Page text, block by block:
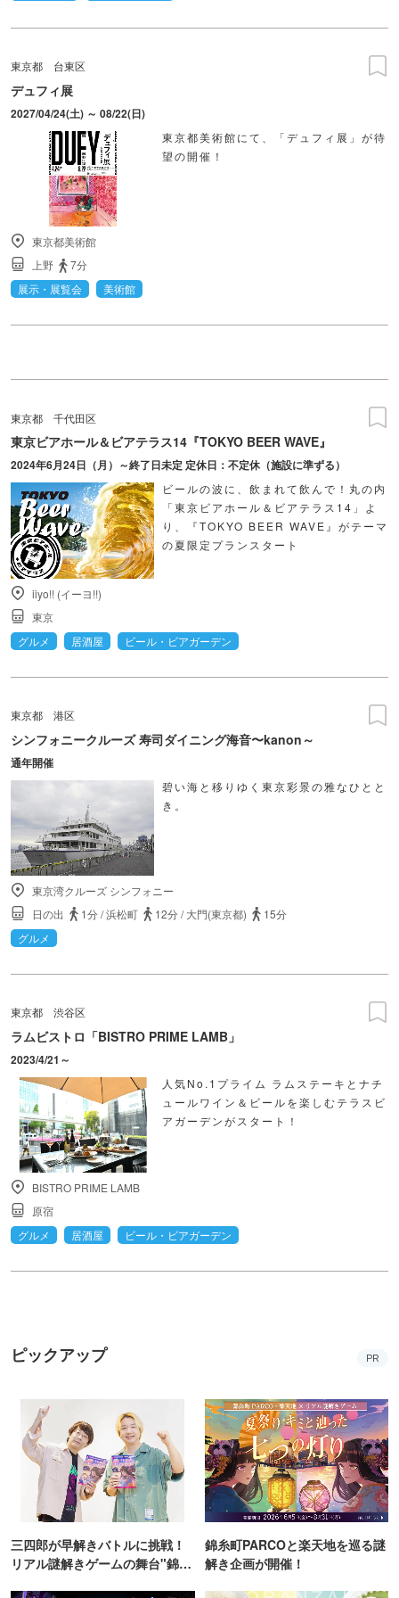
東京都 台東区
デュフィ展
2027/04/24(土) ～ 08/22(日)
東京都美術館にて、「デュフィ展」が待
望の開催！
東京都美術館
上野
7分
展示・展覧会
美術館
東京都 千代田区
東京ビアホール＆ビアテラス14『TOKYO BEER WAVE』
2024年6月24日（月）～終了日未定 定休日：不定休（施設に準ずる）
ビールの波に、飲まれて飲んで！丸の内
「東京ビアホール＆ビアテラス14」よ
り、『TOKYO BEER WAVE』がテーマ
の夏限定プランスタート
iiyo!! (イーヨ!!)
東京
グルメ
居酒屋 ビール・ビアガーデン
東京都 港区
シンフォニークルーズ 寿司ダイニング海音〜kanon～
通年開催
碧い海と移りゆく東京彩景の雅なひとと
き。
東京湾クルーズ シンフォニー
日の出
1分/浜松町 12分/大門(東京都)
15分
グルメ
東京都 渋谷区
ラムビストロ「BISTRO PRIME LAMB」
2023/4/21～
人気No.1プライム ラムステーキとナチ
ュールワイン＆ビールを楽しむテラスビ
アガーデンがスタート！
BISTRO PRIME LAMB
原宿
グルメ
居酒屋 ビール・ビアガーデン
ピックアップ PR
三四郎が早解きバトルに挑戦！
リアル謎解きゲームの舞台"錦糸
錦糸町PARCOと楽天地を巡る謎
解き企画が開催！